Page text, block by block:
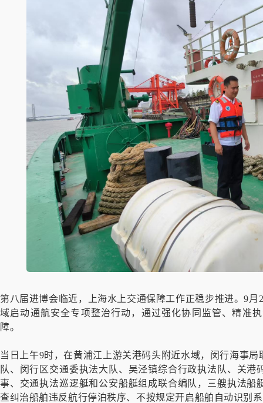
第八届进博会临近，上海水上交通保障工作正稳步推进。9
域启动通航安全专项整治行动，通过强化协同监管、精准
障。
当日上午9时，在黄浦江上游关港码头附近水域，闵行海事
队、闵行区交通委执法大队、吴泾镇综合行政执法队、关
事、交通执法巡逻艇和公安船艇组成联合编队，三艘执法
查纠治船舶违反航行停泊秩序、不按规定开启船舶自动识别